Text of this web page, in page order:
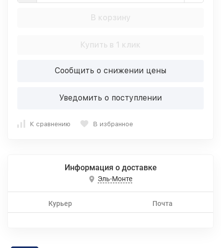
В корзину
Купить в 1 клик
Сообщить о снижении цены
Уведомить о поступлении
К сравнению В избранное
Информация о доставке
Эль-Монте
Курьер Почта